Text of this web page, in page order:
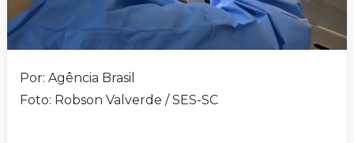
Por: Agência Brasil
Foto: Robson Valverde / SES-SC